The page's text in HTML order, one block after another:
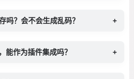
吗？会不会生成乱码？ +
能作为插件集成吗？ +